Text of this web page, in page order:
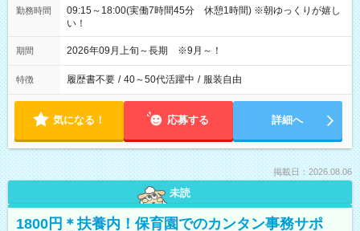
勤務時間
09:15～18:00(実働7時間45分 休憩1時間) ※朝ゆっくりが嬉し
い！
期間 2026年09月上旬～長期 ※9月～！
特徴 履歴書不要 / 40～50代活躍中 / 服装自由
気になる！ 応募する 詳細へ
掲載日：2026.08.06
未読
1800円＊扶養内！保育園でのカンタン事務サポ